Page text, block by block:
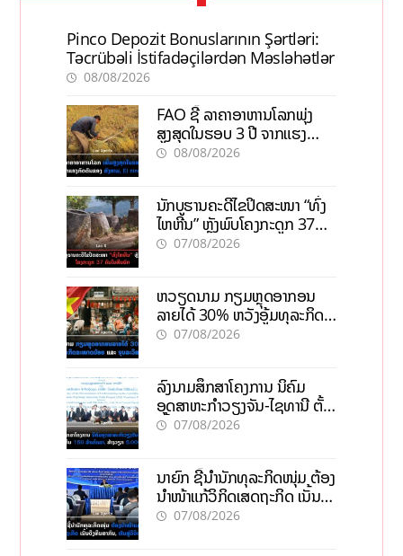
Pinco Depozit Bonuslarının Şərtləri:
Təcrübəli İstifadəçilərdən Məsləhətlər
08/08/2026
FAO ຊີ້ ລາຄາອາຫານໂລກພຸ່ງ
ສູງສຸດໃນຮອບ 3 ປີ ຈາກແຮງ
ກົດດັນຂອງສົງຄາມ, El nino
08/08/2026
ນັກບູຮານຄະດີໄຂປິດສະໜາ “ທົ່ງ
ໄຫຫີນ” ຫຼັງພົບໂຄງກະດູກ 37
ຄົນໃນຫີນຍັກ
07/08/2026
ຫວຽດນາມ ກຽມຫຼຸດອາກອນ
ລາຍໄດ້ 30% ຫວັງອູ້ມທຸລະກິດ
ຂະໜາດນ້ອຍ ແລະ ຈຸນລະ
07/08/2026
ລົງນາມສຶກສາໂຄງການ ນິຄົມ
ອຸດສາຫະກຳວຽງຈັນ-ໄຊທານີ ຕັ້ງ
ເປົ້າດຶງທຶນ 150 ລ້ານໂດລາ, ສ້າງ
07/08/2026
ນາຍົກ ຊີ້ນຳນັກທຸລະກິດໜຸ່ມ ຕ້ອງ
ນຳໜ້າແກ້ວິກິດເສດຖະກິດ ເນັ້ນດຶງ
ທຶນສາກົນ, ຫັນສູ່ດິຈິຕອນ
07/08/2026